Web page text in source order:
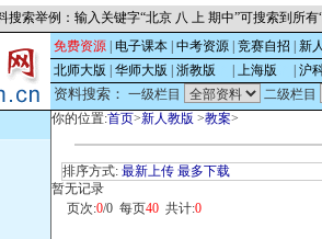
搜索举例：输入关键字“北京 八 上 期中”可搜索到所
免费资源 电子课本 中考资源 竞赛自招
新
北师大版
华师大版 浙教版 上海版 沪
资料搜索： 一级栏目 二级栏目
你的位置:首页>新人教版 >教案>
排序方式: 最新上传 最多下载
暂无记录
页次:0/0 每页40 共计:0